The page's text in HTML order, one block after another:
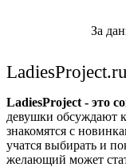
За
LadiesProject.ru
LadiesProject - это
девушки обсуждают
знакомятся с
учатся выбирать и
желающий может